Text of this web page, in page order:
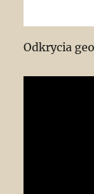
Odkrycia